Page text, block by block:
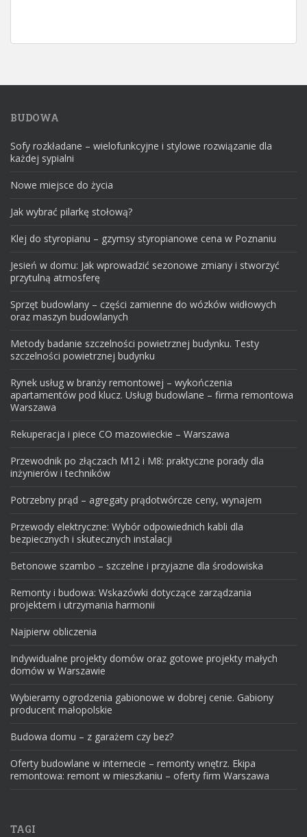
BUDOWA
Sofy rozkładane – wielofunkcyjne i stylowe rozwiązanie dla
każdej sypialni
Nowe miejsce do życia
Jak wybrać pilarkę stołową?
Klej do styropianu – gzymsy styropianowe cena w Poznaniu
Jesień w domu: Jak wprowadzić sezonowe zmiany i stworzyć
przytulną atmosferę
Sprzęt budowlany – części zamienne do wózków widłowych
oraz maszyn budowlanych
Metody badanie szczelności powietrznej budynku. Testy
szczelności powietrznej budynku
Rynek usług w branży remontowej – wykończenia
apartamentów pod klucz. Usługi budowlane – firma remontowa
Warszawa
Rekuperacja i piece CO mazowieckie – Warszawa
Przewodnik po złączach M12 i M8: praktyczne porady dla
inżynierów i techników
Potrzebny prąd – agregaty prądotwórcze ceny, wynajem
Przewody elektryczne: Wybór odpowiednich kabli dla
bezpiecznych i skutecznych instalacji
Betonowe szambo – szczelne i przyjazne dla środowiska
Remonty i budowa: Wskazówki dotyczące zarządzania
projektem i utrzymania harmonii
Najpierw obliczenia
Indywidualne projekty domów oraz gotowe projekty małych
domów w Warszawie
Wybieramy ogrodzenia gabionowe w dobrej cenie. Gabiony
producent małopolskie
Budowa domu – z garażem czy bez?
Oferty budowlane w internecie – remonty wnętrz. Ekipa
remontowa: remont w mieszkaniu – oferty firm Warszawa
TAGI